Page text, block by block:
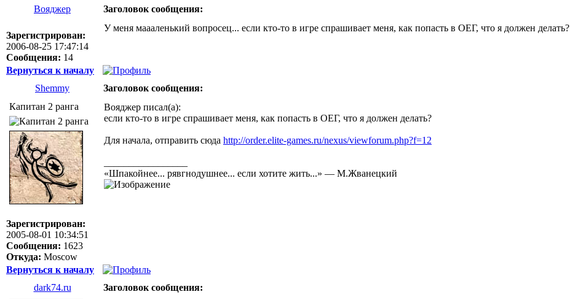
Вояджер
Заголовок сообщения:
Зарегистрирован:
2006-08-25 17:47:14
Сообщения: 14
У меня маааленький вопросец... если кто-то в игре спрашивает меня, как попасть в ОЕГ, что я должен делать?
Вернуться к началу
Shemmy
Заголовок сообщения:
Капитан 2 ранга
Зарегистрирован:
2005-08-01 10:34:51
Сообщения: 1623
Откуда: Moscow
Вояджер писал(а):
если кто-то в игре спрашивает меня, как попасть в ОЕГ, что я должен делать?
Для начала, отправить сюда http://order.elite-games.ru/nexus/viewforum.php?f=12
«Шпакойнее... рявгнодушнее... если хотите жить...» — М.Жванецкий
Вернуться к началу
dark74.ru
Заголовок сообщения: